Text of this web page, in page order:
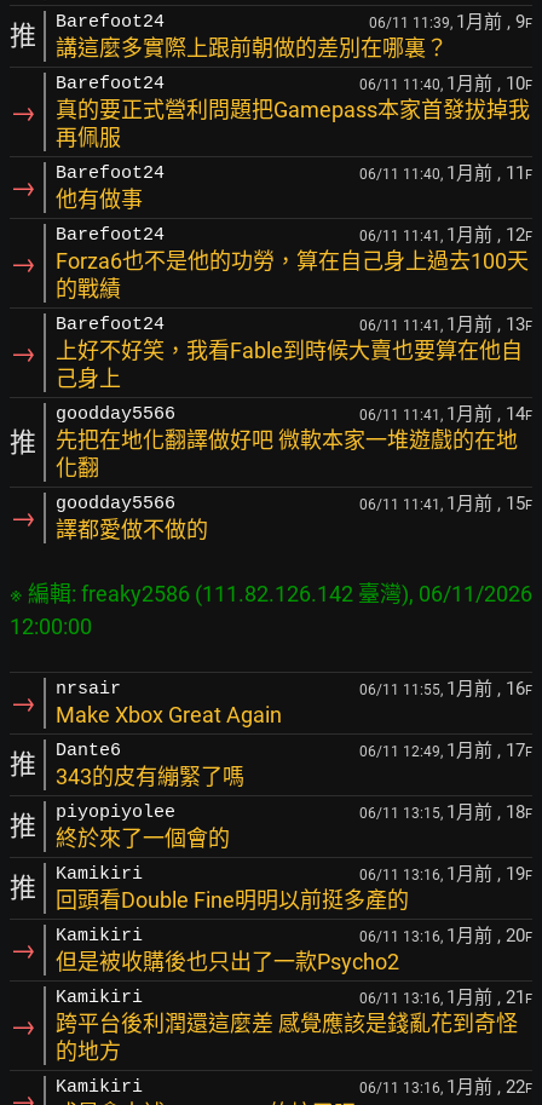
推 Barefoot24 06/11 11:39, 1月前 , 9F
講這麼多實際上跟前朝做的差別在哪裏？
→
Barefoot24 06/11 11:40, 1月前 , 10F
真的要正式營利問題把Gamepass本家首發拔掉我
再佩服
→ Barefoot24 06/11 11:40, 1月前 , 11 F
他有做事
→
Barefoot24 06/11 11:41, 1月前 , 12F
Forza6也不是他的功勞，算在自己身上過去100天
的戰績
→
Barefoot24 06/11 11:41, 1月前 , 13F
上好不好笑，我看Fable到時候大賣也要算在他自
己身上
推
goodday5566 06/11 11:41, 1月前 , 14F
先把在地化翻譯做好吧 微軟本家一堆遊戲的在地
化翻
→ goodday5566 06/11 11:41, 1月前 , 15F
譯都愛做不做的
※ 編輯: freaky2586 (111.82.126.142 臺灣), 06/11/2026
→ nrsair 06/11 11:55, 1月前 , 16F
Make Xbox Great Again
推 Dante6 06/11 12:49, 1月前 , 17F
343的皮有繃緊了嗎
推 piyopiyolee 06/11 13:15, 1月前 , 18F
終於來了一個會的
推 Kamikiri 06/11 13:16, 1月前 , 19F
回頭看Double Fine明明以前挺多產的
→ Kamikiri 06/11 13:16, 1月前 , 20F
但是被收購後也只出了一款Psycho2
→
Kamikiri 06/11 13:16, 1月前 , 21 F
跨平台後利潤還這麼差 感覺應該是錢亂花到奇怪
的地方
Kamikiri 06/11 13:16, 1月前 , 22F